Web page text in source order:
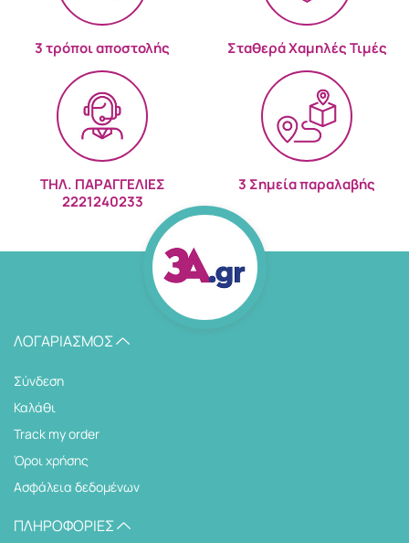
3 τρόποι αποστολής Σταθερά Χαμηλές Τιμές
ΤΗΛ. ΠΑΡΑΓΓΕΛΙΕΣ
2221240233
3 Σημεία παραλαβής
ΛΟΓΑΡΙΑΣΜΌΣ
Σύνδεση
Καλάθι
Track my order
Όροι χρήσης
Ασφάλεια δεδομένων
ΠΛΗΡΟΦΟΡΊΕΣ